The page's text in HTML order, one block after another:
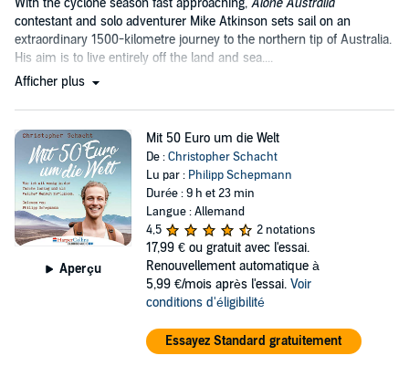
With the cyclone season fast approaching, Alone Australia
contestant and solo adventurer Mike Atkinson sets sail on an
extraordinary 1500-kilometre journey to the northern tip of Australia.
His aim is to live entirely off the land and sea....
Afficher plus
Aperçu
Mit 50 Euro um die Welt
De :Christopher Schacht
Lu par : Philipp Schepmann
Durée : 9 h et 23 min
Langue : Allemand
4,5
2 notations
17,99 € ou gratuit avec l'essai.
Renouvellement automatique à
5,99 €/mois après l'essai. Voir
conditions d'éligibilité
Essayez Standard gratuitement